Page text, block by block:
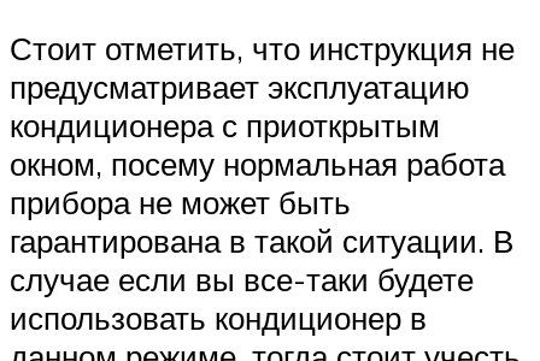
Стоит отметить, что инструкция не
предусматривает эксплуатацию
кондиционера с приоткрытым
окном, посему нормальная работа
прибора не может быть
гарантирована в такой ситуации. В
случае если вы все-таки будете
использовать кондиционер в